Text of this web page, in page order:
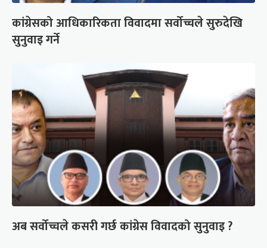
कांग्रेसको आधिकारिकता विवादमा सर्वोच्चले सुरुदेखि
सुनुवाइ गर्ने
अब सर्वोच्चले कसरी गर्छ कांग्रेस विवादको सुनुवाइ ?